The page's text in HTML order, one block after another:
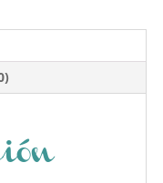
p
ar
tir